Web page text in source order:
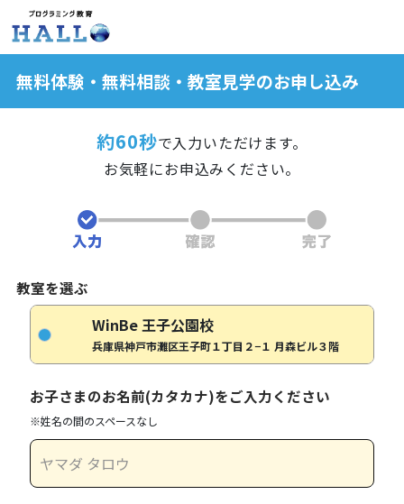
無料体験・無料相談・教室見学のお申し込み
約60秒で入力いただけます。
お気軽にお申込みください。
教室を選ぶ
WinBe 王子公園校
兵庫県神戸市灘区王子町１丁目２−１ 月森ビル３階
お子さまのお名前(カタカナ)をご入力ください
※姓名の間のスペースなし